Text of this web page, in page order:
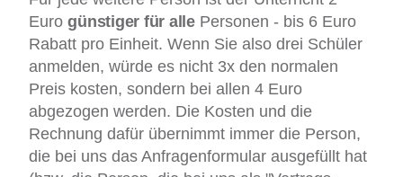
Eurogünstiger für allePersonen - bis 6 Euro
Rabatt pro Einheit. Wenn Sie also drei Schüler
anmelden, würde es nicht 3x den normalen
Preis kosten, sondern bei allen 4 Euro
abgezogen werden. Die Kosten und die
Rechnung dafür übernimmt immer die Person,
die bei uns das Anfragenformular ausgefüllt hat